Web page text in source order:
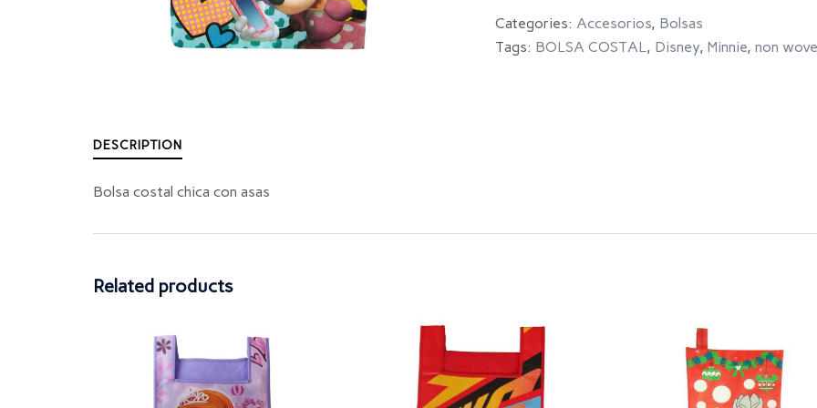
Categories: Accesorios, Bolsas
Tags: BOLSA COSTAL, Disney, Minnie, non
DESCRIPTION
Bolsa costal chica con asas
Related products